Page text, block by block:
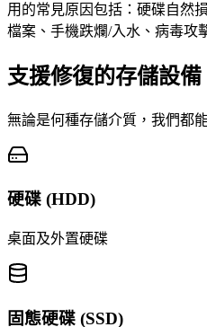
用的常見原因包括：硬碟自然
檔案、手機跌爛/入水、病毒攻
支援修復的存儲設備
無論是何種存儲介質，我們都
硬碟 (HDD)
桌面及外置硬碟
固態硬碟 (SSD)